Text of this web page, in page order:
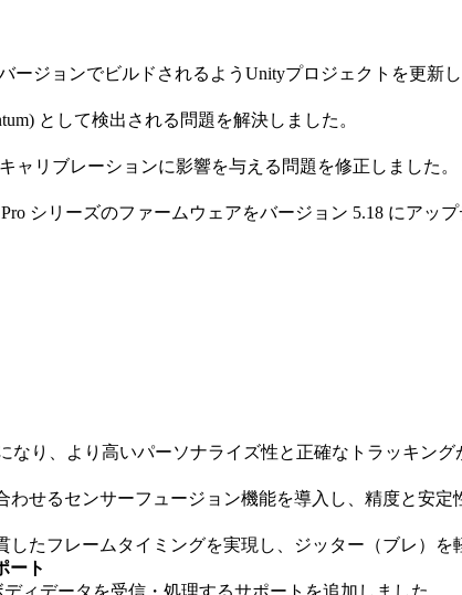
ジョンでビルドされるようUnityプロジェクトを更新し
として検出される問題を解決しました。
ャリブレーションに影響を与える問題を修正しました。
シリーズのファームウェアをバージョン 5.18 にアップ
り、より高いパーソナライズ性と正確なトラッキング
せるセンサーフュージョン機能を導入し、精度と安定
たフレームタイミングを実現し、ジッター（ブレ）を
ート
ィデータを受信・処理するサポートを追加しました。